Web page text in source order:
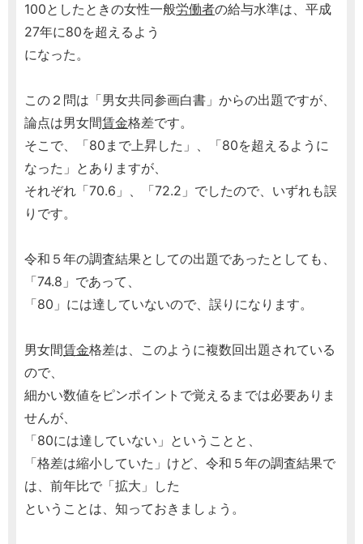
100としたときの女性一般労働者の給与水準は、平成
27年に80を超えるよう
になった。
この２問は「男女共同参画白書」からの出題ですが、
論点は男女間賃金格差です。
そこで、「80まで上昇した」、「80を超えるように
なった」とありますが、
それぞれ「70.6」、「72.2」でしたので、いずれも誤
りです。
令和５年の調査結果としての出題であったとしても、
「74.8」であって、
「80」には達していないので、誤りになります。
男女間賃金格差は、このように複数回出題されている
ので、
細かい数値をピンポイントで覚えるまでは必要ありま
せんが、
「80には達していない」ということと、
「格差は縮小していた」けど、令和５年の調査結果で
は、前年比で「拡大」した
ということは、知っておきましょう。